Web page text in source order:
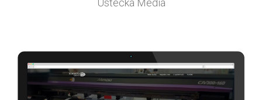
Ústecká Media